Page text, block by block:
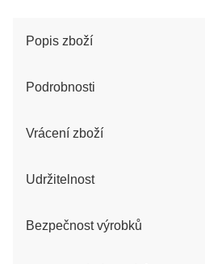
Popis zboží
Podrobnosti
Vrácení zboží
Udržitelnost
Bezpečnost výrobků